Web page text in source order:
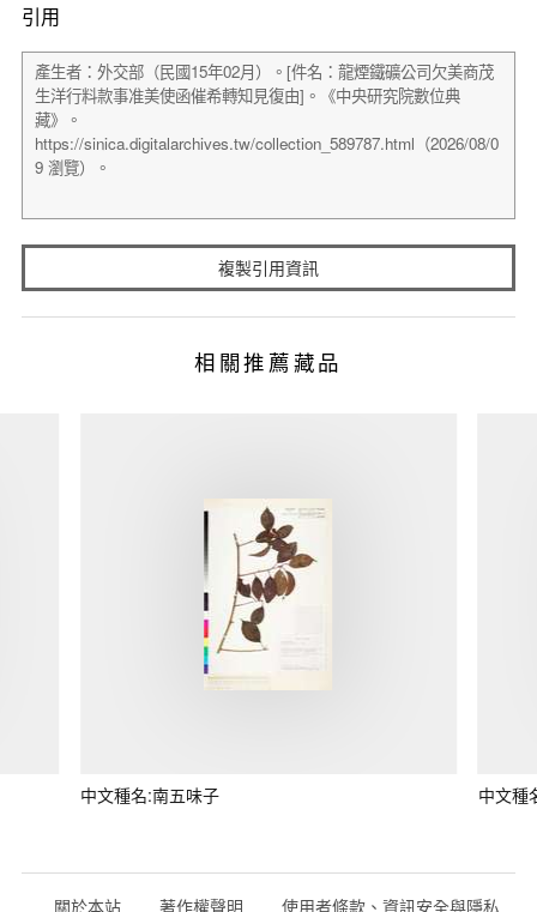
引用
複製引用資訊
相關推薦藏品
中文種名:南五味子 中文種
關於本站 著作權聲明 使用者條款、資訊安全與隱私